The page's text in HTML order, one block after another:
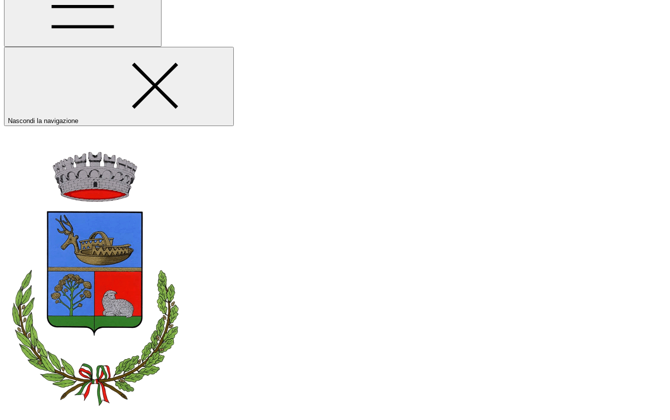
Nascondi la navigazione